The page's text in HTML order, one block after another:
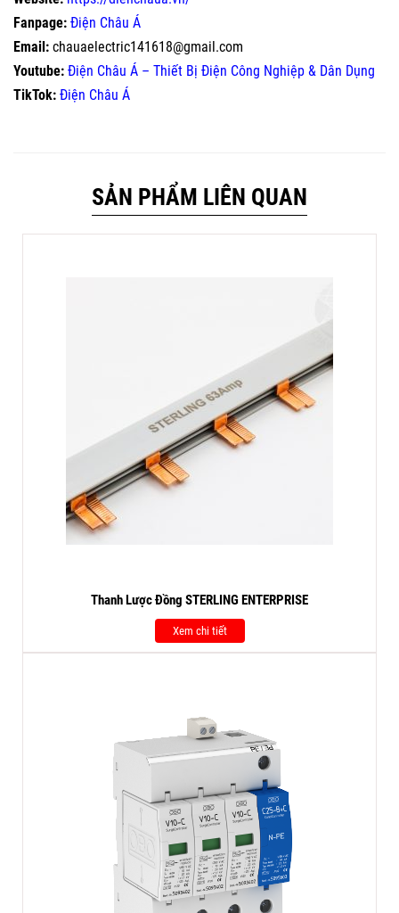
Fanpage: Điện Châu Á
Email: chauaelectric141618@gmail.com
Youtube: Điện Châu Á – Thiết Bị Điện Công Nghiệp & Dân Dụng
TikTok: Điện Châu Á
SẢN PHẨM LIÊN QUAN
Thanh Lược Đồng STERLING ENTERPRISE
Xem chi tiết